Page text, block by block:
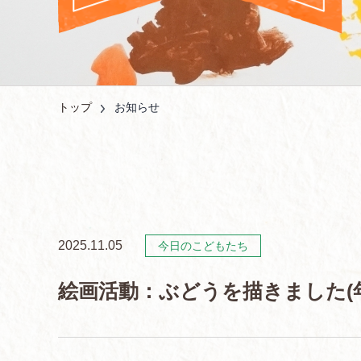
トップ お知らせ
2025.11.05 今日のこどもたち
絵画活動：ぶどうを描きました(